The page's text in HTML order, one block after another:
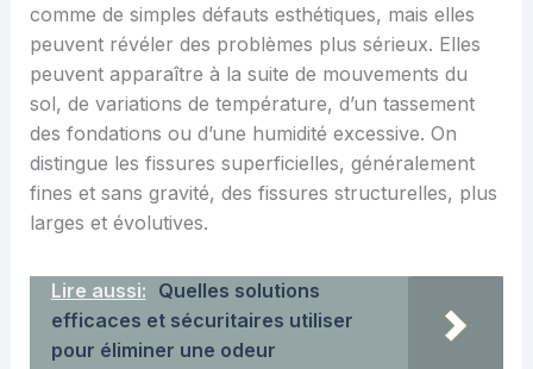
comme de simples défauts esthétiques, mais elles
peuvent révéler des problèmes plus sérieux. Elles
peuvent apparaître à la suite de mouvements du
sol, de variations de température, d’un tassement
des fondations ou d’une humidité excessive. On
distingue les fissures superficielles, généralement
fines et sans gravité, des fissures structurelles, plus
larges et évolutives.
Lire aussi: Quelles solutions
efficaces et sécuritaires utiliser
pour éliminer une odeur